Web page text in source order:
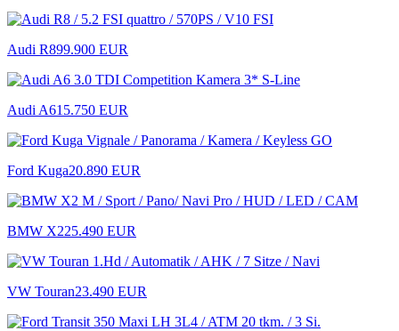
Audi R899.900 EUR
Audi A615.750 EUR
Ford Kuga20.890 EUR
BMW X225.490 EUR
VW Touran23.490 EUR